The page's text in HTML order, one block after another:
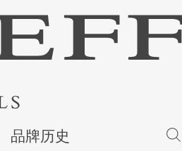
品牌历史